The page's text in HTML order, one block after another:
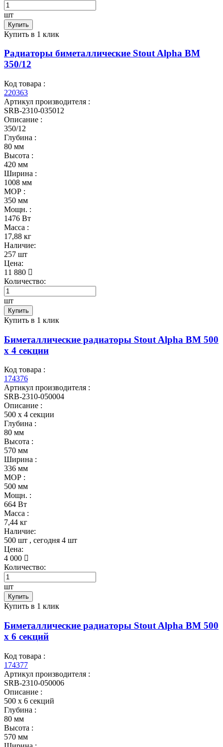
шт
Купить
Купить в 1 клик
Радиаторы биметаллические Stout Alpha BM
350/12
Код товара :
220363
Артикул производителя :
SRB-2310-035012
Описание :
350/12
Глубина :
80 мм
Высота :
420 мм
Ширина :
1008 мм
МОР :
350 мм
Мощн. :
1476 Вт
Масса :
17,88 кг
Наличие:
257 шт
Цена:
11 880
Количество:
шт
Купить
Купить в 1 клик
Биметаллические радиаторы Stout Alpha BM 500
x 4 секции
Код товара :
174376
Артикул производителя :
SRB-2310-050004
Описание :
500 х 4 секции
Глубина :
80 мм
Высота :
570 мм
Ширина :
336 мм
МОР :
500 мм
Мощн. :
664 Вт
Масса :
7,44 кг
Наличие:
500 шт , сегодня 4 шт
Цена:
4 000
Количество:
шт
Купить
Купить в 1 клик
Биметаллические радиаторы Stout Alpha BM 500
х 6 секций
Код товара :
174377
Артикул производителя :
SRB-2310-050006
Описание :
500 х 6 секций
Глубина :
80 мм
Высота :
570 мм